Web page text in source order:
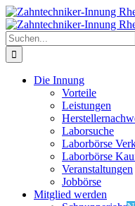
Zum
Inhalt
springen
Suche
nach:
Die Innung
Vorteile
Leistungen
Laborsuche
Laborbörse
Laborbörse
Veranstaltungen
Jobbörse
Mitglied werden